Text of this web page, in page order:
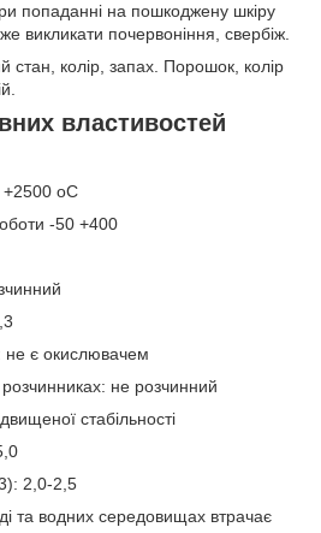
попаданні на пошкоджену шкіру
викликати почервоніння, свербіж.
стан, колір, запах. Порошок, колір
властивостей
+2500 оС
-50 +400
не є окислювачем
розчинниках: не розчинний
стабільності
2,0-2,5
та водних середовищах втрачає